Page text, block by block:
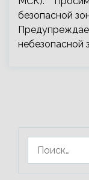
безопасной
небезопасной